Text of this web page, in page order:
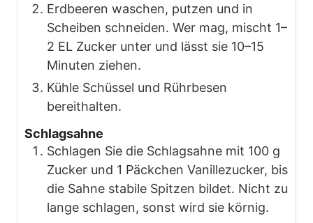
Erdbeeren waschen, putzen und in
Scheiben schneiden. Wer mag, mischt 1–
2 EL Zucker unter und lässt sie 10–15
Minuten ziehen.
Kühle Schüssel und Rührbesen
bereithalten.
Schlagsahne
Schlagen Sie die Schlagsahne mit 100 g
Zucker und 1 Päckchen Vanillezucker, bis
die Sahne stabile Spitzen bildet. Nicht zu
lange schlagen, sonst wird sie körnig.